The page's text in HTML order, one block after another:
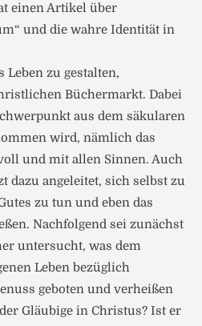
einen Artikel über
und die wahre Identität in
Leben zu gestalten,
Büchermarkt. Dabei
aus dem säkularen
wird, nämlich das
und mit allen Sinnen. Auch
dazu angeleitet, sich selbst zu
zu tun und eben das
Nachfolgend sei zunächst
untersucht, was dem
Leben bezüglich
geboten und verheißen
Gläubige in Christus? Ist er